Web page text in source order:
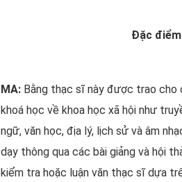
Đặc điểm
MA: Bằng thạc sĩ này được trao cho
khoá học về khoa học xã hội như
ngữ, văn học, địa lý, lịch sử và âm
dạy thông qua các bài giảng và hội
kiểm tra hoặc luận văn thạc sĩ dựa